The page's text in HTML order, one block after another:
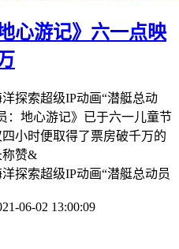
心游记》六一点映
探索超级IP动画“潜艇总动
：地心游记》已于六一儿童节
小时便取得了票房破千万的
称赞&
探索超级IP动画“潜艇总动员
06-02 13:00:09